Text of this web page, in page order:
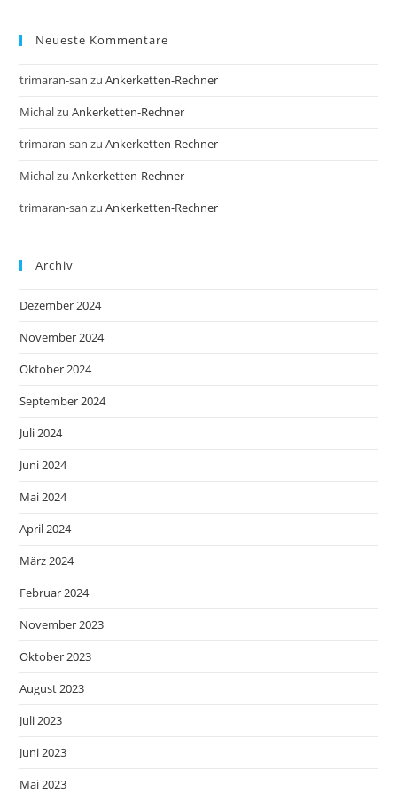
Neueste Kommentare
trimaran-san zuAnkerketten-Rechner
MichalzuAnkerketten-Rechner
trimaran-san zuAnkerketten-Rechner
MichalzuAnkerketten-Rechner
trimaran-san zuAnkerketten-Rechner
Archiv
Dezember 2024
November 2024
Oktober 2024
September 2024
Juli 2024
Juni 2024
Mai 2024
April 2024
März 2024
Februar 2024
November 2023
Oktober 2023
August 2023
Juli 2023
Juni 2023
Mai 2023